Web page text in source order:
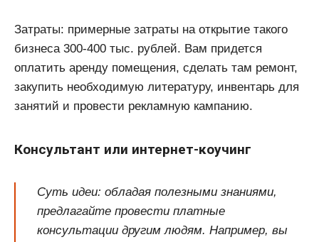
Затраты: примерные затраты на открытие такого
бизнеса 300-400 тыс. рублей. Вам придется
оплатить аренду помещения, сделать там ремонт,
закупить необходимую литературу, инвентарь для
занятий и провести рекламную кампанию.
Консультант или интернет-коучинг
Суть идеи: обладая полезными знаниями,
предлагайте провести платные
консультации другим людям. Например, вы